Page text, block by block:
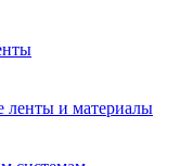
ленты и материалы